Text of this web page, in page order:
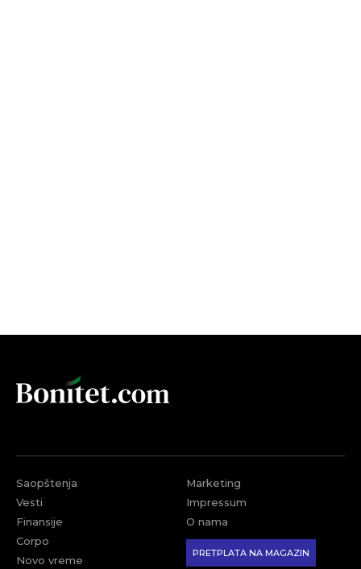
Saopštenja
Vesti
Finansije
Corpo
Novo vreme
Marketing
Impressum
O nama
PRETPLATA NA MAGAZIN